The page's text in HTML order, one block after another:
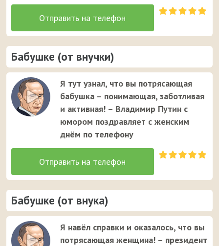
Бабушке (от внучки)
Я тут узнал, что вы потрясающая
бабушка – понимающая, заботливая
и активная! – Владимир Путин с
юмором поздравляет с женским
днём по телефону
Бабушке (от внука)
Я навёл справки и оказалось, что вы
потрясающая женщина! – президент